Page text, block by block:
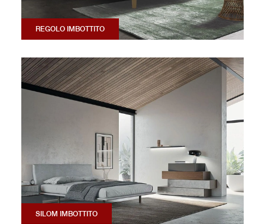
REGOLO IMBOTTITO
SILOM IMBOTTITO